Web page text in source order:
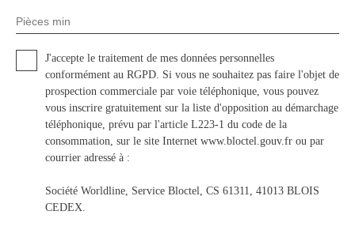
Pièces min
J'accepte le traitement de mes données personnelles
conformément au RGPD. Si vous ne souhaitez pas faire l'objet de
prospection commerciale par voie téléphonique, vous pouvez
vous inscrire gratuitement sur la liste d'opposition au démarchage
téléphonique, prévu par l'article L223-1 du code de la
consommation, sur le site Internet www.bloctel.gouv.fr ou par
courrier adressé à :
Société Worldline, Service Bloctel, CS 61311, 41013 BLOIS
CEDEX.